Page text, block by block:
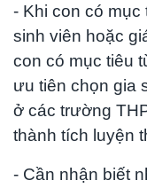
- Khi con có mục
sinh viên hoặc
con có mục tiêu
ưu tiên chọn gia
ở các trường
thành tích luyện
- Cần nhận biết